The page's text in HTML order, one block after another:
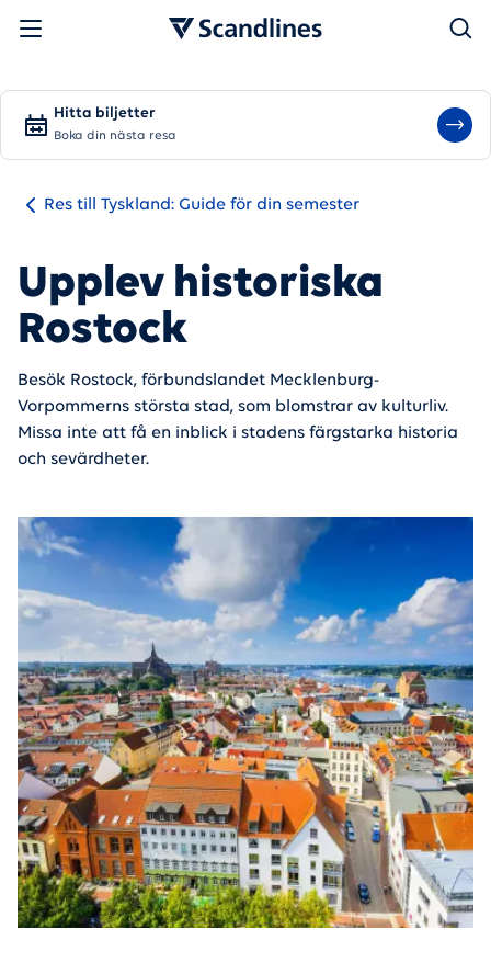
Sök
Hitta biljetter
Boka din nästa resa
Res till Tyskland: Guide för din semester
Upplev historiska
Rostock
Besök Rostock, förbundslandet Mecklenburg-
Vorpommerns största stad, som blomstrar av kulturliv.
Missa inte att få en inblick i stadens färgstarka historia
och sevärdheter.